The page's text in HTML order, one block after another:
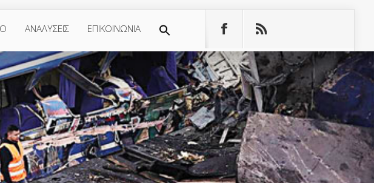
ΑΝΑΛΥΣΕΙΣ ΕΠΙΚΟΙΝΩΝΙΑ